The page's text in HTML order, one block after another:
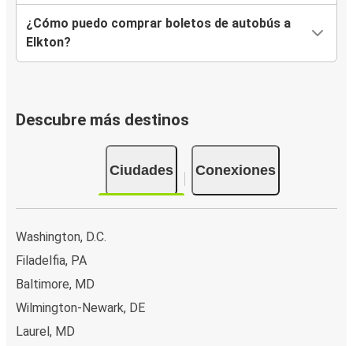
¿Cómo puedo comprar boletos de autobús a
Elkton?
Descubre más destinos
Ciudades Conexiones
Washington, D.C.
Filadelfia, PA
Baltimore, MD
Wilmington-Newark, DE
Laurel, MD